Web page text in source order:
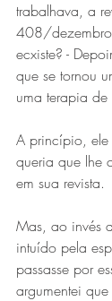
trabalhava, a
408/
ecxiste? -
que se tornou
uma terapia de
A princípio,
queria que lhe
em sua revista.
Mas, ao invés
intuído pela
passasse por
argumentei